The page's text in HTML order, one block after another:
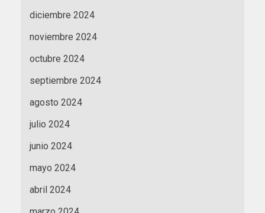
diciembre 2024
noviembre 2024
octubre 2024
septiembre 2024
agosto 2024
julio 2024
junio 2024
mayo 2024
abril 2024